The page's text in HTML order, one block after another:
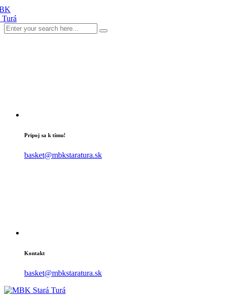
Pripoj sa k tímu!
basket@mbkstaratura.sk
Kontakt
basket@mbkstaratura.sk